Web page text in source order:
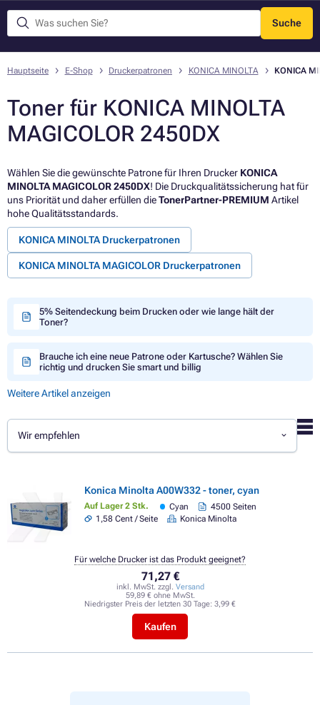
Suche
Menü
Hauptseite E-Shop Druckerpatronen KONICA MINOLTA KONICA
Toner für KONICA MINOLTA
MAGICOLOR 2450DX
Wählen Sie die gewünschte Patrone für Ihren Drucker KONICA
MINOLTA MAGICOLOR 2450DX! Die Druckqualitätssicherung hat für
uns Priorität und daher erfüllen dieTonerPartner-PREMIUM Artikel
hohe Qualitätsstandards.
KONICA MINOLTA Druckerpatronen
KONICA MINOLTA MAGICOLOR Druckerpatronen
5% Seitendeckung beim Drucken oder wie lange hält der
Toner?
Brauche ich eine neue Patrone oder Kartusche? Wählen Sie
richtig und drucken Sie smart und billig
Weitere Artikel anzeigen
Wir empfehlen
Konica Minolta A00W332 - toner, cyan
Auf Lager 2 Stk. Cyan
4500 Seiten
1,58 Cent / Seite
Konica Minolta
71,27 €
inkl. MwSt. zzgl. Versand
59,89 € ohne MwSt.
Niedrigster Preis der letzten 30 Tage: 3,99 €
Kaufen
Für welche Drucker ist das Produkt geeignet?